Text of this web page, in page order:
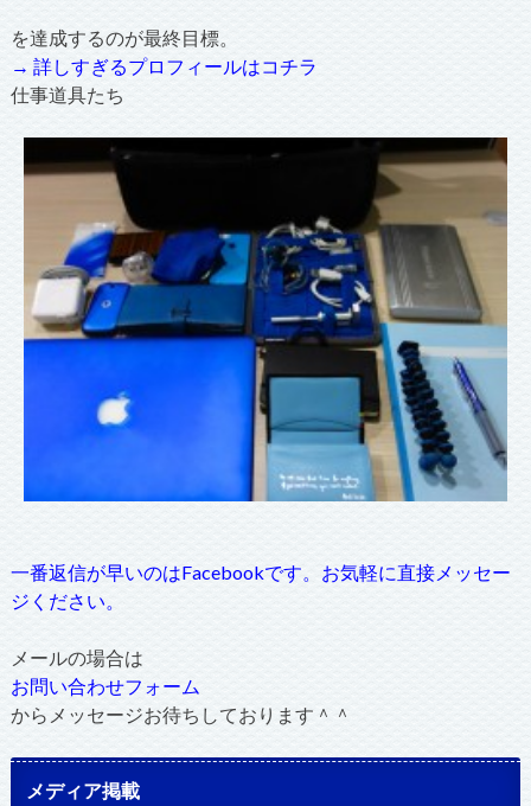
を達成するのが最終目標。
→ 詳しすぎるプロフィールはコチラ
仕事道具たち
一番返信が早いのはFacebookです。お気軽に直接メッセー
ジください。
メールの場合は
お問い合わせフォーム
からメッセージお待ちしております＾＾
メディア掲載